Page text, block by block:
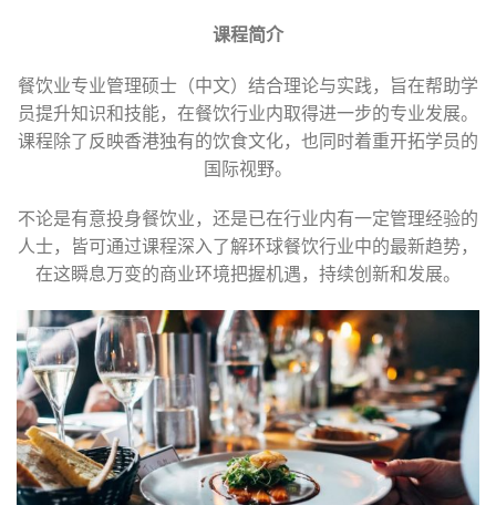
课程简介
餐饮业专业管理硕士（中文）结合理论与实践，旨在帮助学
员提升知识和技能，在餐饮行业内取得进一步的专业发展。
课程除了反映香港独有的饮食文化，也同时着重开拓学员的
国际视野。
不论是有意投身餐饮业，还是已在行业内有一定管理经验的
人士，皆可通过课程深入了解环球餐饮行业中的最新趋势，
在这瞬息万变的商业环境把握机遇，持续创新和发展。